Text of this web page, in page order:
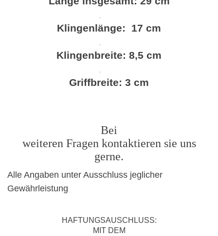
·
Klingenlänge: 17 cm
·
Klingenbreite: 8,5 cm
·
Griffbreite: 3 cm
Bei
weiteren Fragen kontaktieren sie uns
gerne.
Alle Angaben unter Ausschluss jeglicher
Gewährleistung
HAFTUNGSAUSCHLUSS:
MIT DEM